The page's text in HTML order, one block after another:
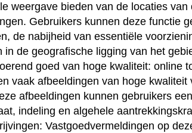
weergave bieden van de locaties
Gebruikers kunnen deze functie
de nabijheid van essentiële
in de geografische ligging van het
goed van hoge kwaliteit: online
vaak afbeeldingen van hoge kwaliteit
afbeeldingen kunnen gebruikers
indeling en algehele
Vastgoedvermeldingen op